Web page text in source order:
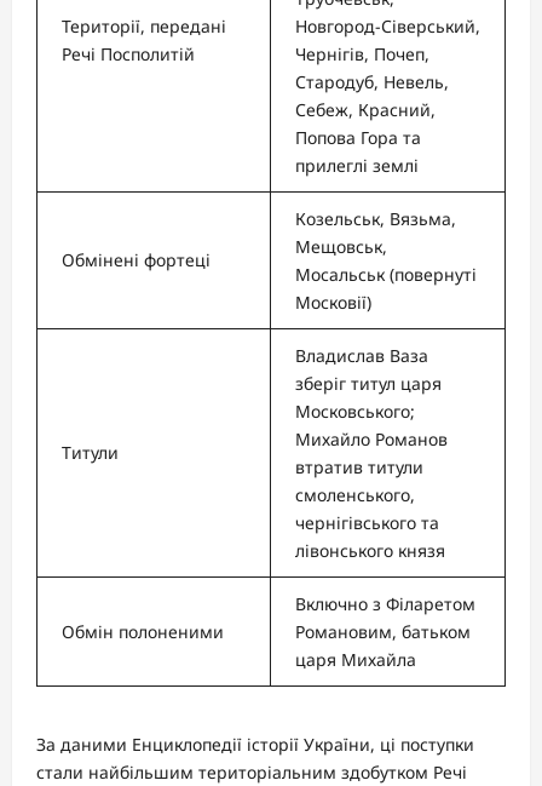
Території, передані
Речі Посполитій
Новгород-Сіверський,
Чернігів, Почеп,
Стародуб, Невель,
Себеж, Красний,
Попова Гора та
прилеглі землі
Обмінені фортеці
Козельськ, Вязьма,
Мещовськ,
Мосальськ (повернуті
Московії)
Титули
Владислав Ваза
зберіг титул царя
Московського;
Михайло Романов
втратив титули
смоленського,
чернігівського та
лівонського князя
Обмін полоненими
Включно з Філаретом
Романовим, батьком
царя Михайла
За даними Енциклопедії історії України, ці поступки
стали найбільшим територіальним здобутком Речі